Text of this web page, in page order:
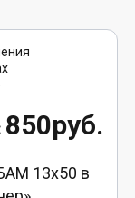
850руб.
13x50 в